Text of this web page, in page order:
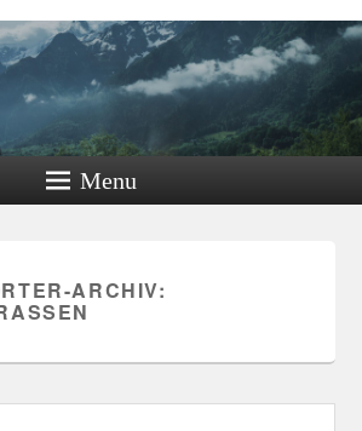
Menu
ARCHIV: